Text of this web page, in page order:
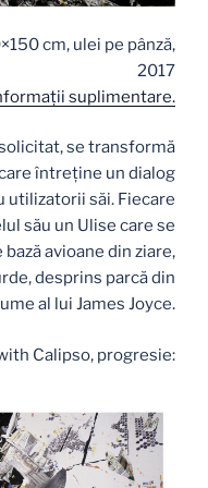
cm, ulei pe pânză,
2017
suplimentare.
se transformă
întreține un dialog
utilizatorii săi. Fiecare
său un Ulise care se
avioane din ziare,
desprins parcă din
al lui James Joyce.
Calipso, progresie: